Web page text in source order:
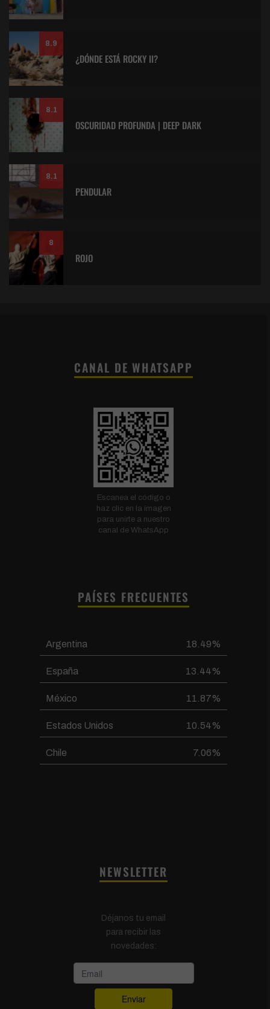
8.9
¿DÓNDE ESTÁ ROCKY II?
8.1
OSCURIDAD PROFUNDA | DEEP DARK
8.1
PENDULAR
8
ROJO
CANAL DE WHATSAPP
Escanea el código o
haz clic en la imagen
para unirte a nuestro
canal de WhatsApp
PAÍSES FRECUENTES
Argentina 18.49%
España 13.44%
México 11.87%
Estados Unidos 10.54%
Chile 7.06%
NEWSLETTER
Déjanos tu email
para recibir las
novedades: